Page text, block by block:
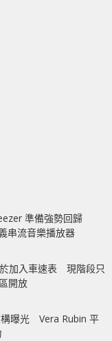
準備強勢回歸
串流音樂播放器
加入車速表 現階段只
開放
構曝光 Vera Rubin 平